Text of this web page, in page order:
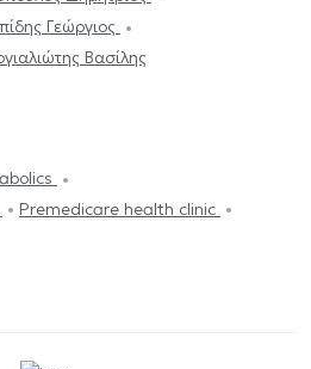
Γεώργιος
Βασίλης
Premedicare health clinic